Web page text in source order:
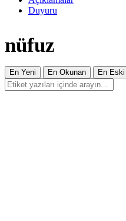
Duyuru
nüfuz
En Yeni En Okunan En Eski